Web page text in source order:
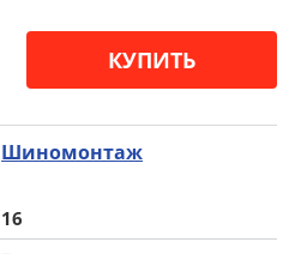
КУПИТЬ
Шиномонтаж
16